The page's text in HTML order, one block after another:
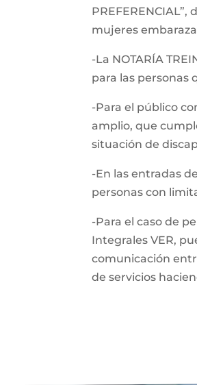
mujeres
-La NOTARÍA
para las personas
-Para el público
amplio, que
situación de
-En las entradas
personas con
-Para el caso de
Integrales VER,
comunicación
de servicios